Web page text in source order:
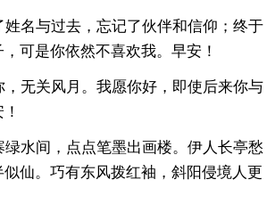
姓名与过去，忘记了伙伴和信仰；终于
可是你依然不喜欢我。早安！
，无关风月。我愿你好，即使后来你与
绿水间，点点笔墨出画楼。伊人长亭愁
仙。巧有东风拨红袖，斜阳侵境人更